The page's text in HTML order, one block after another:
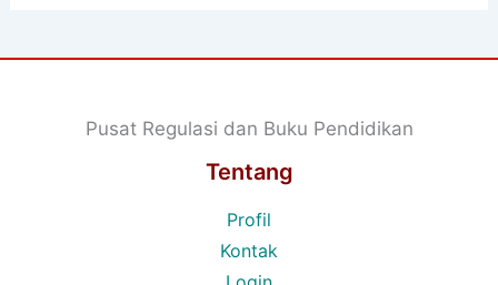
Pusat Regulasi dan Buku Pendidikan
Tentang
Profil
Kontak